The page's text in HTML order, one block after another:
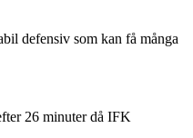
defensiv som kan få många
26 minuter då IFK